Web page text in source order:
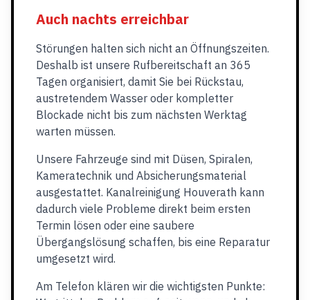
Auch nachts erreichbar
Störungen halten sich nicht an Öffnungszeiten.
Deshalb ist unsere Rufbereitschaft an 365
Tagen organisiert, damit Sie bei Rückstau,
austretendem Wasser oder kompletter
Blockade nicht bis zum nächsten Werktag
warten müssen.
Unsere Fahrzeuge sind mit Düsen, Spiralen,
Kameratechnik und Absicherungsmaterial
ausgestattet. Kanalreinigung Houverath kann
dadurch viele Probleme direkt beim ersten
Termin lösen oder eine saubere
Übergangslösung schaffen, bis eine Reparatur
umgesetzt wird.
Am Telefon klären wir die wichtigsten Punkte: